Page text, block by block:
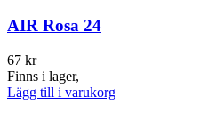
AIR Rosa 24
67 kr
Finns i lager,
Lägg till i varukorg